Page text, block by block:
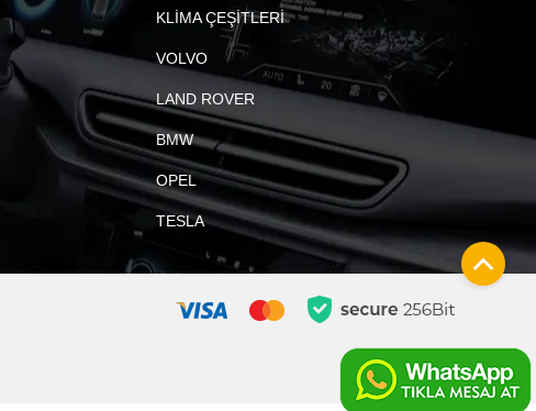
KLİMA ÇEŞİTLERİ
VOLVO
LAND ROVER
BMW
OPEL
TESLA